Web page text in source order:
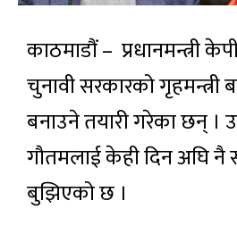
काठमाडौं – प्रधानमन्त्री
चुनावी सरकारको गृहमन्त्री
बनाउने तयारी गरेका छन् ।
गौतमलाई केही दिन अघि
बुझिएको छ ।